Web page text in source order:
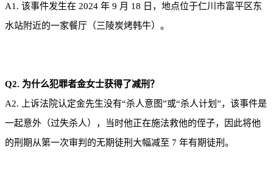
A1. 该事件发生在 2024 年 9 月 18 日，地点位于仁川市富平区东
水站附近的一家餐厅（三陵炭烤韩牛）。
Q2. 为什么犯罪者金女士获得了减刑？
A2. 上诉法院认定金先生没有“杀人意图”或“杀人计划”，该事件是
一起意外（过失杀人），当时他正在施法救他的侄子，因此将他
的刑期从第一次审判的无期徒刑大幅减至 7 年有期徒刑。